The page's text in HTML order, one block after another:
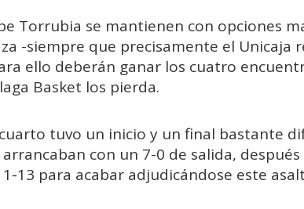
Torrubia se mantienen con opciones
-siempre que precisamente el Unicaja
ello deberán ganar los cuatro
Basket los pierda.
tuvo un inicio y un final bastante
arrancaban con un 7-0 de salida,
13 para acabar adjudicándose este